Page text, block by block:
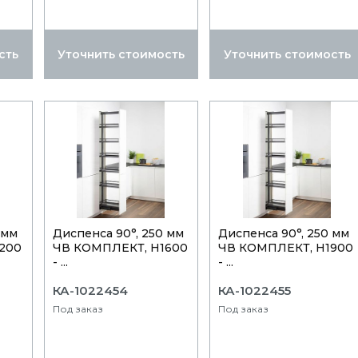
Уточнить стоимость Уточнить стоимость
Диспенса 90°, 250 мм
ЧВ КОМПЛЕКТ, H1600
- ...
КА-1022454
Под заказ
Диспенса 90°, 250 мм
ЧВ КОМПЛЕКТ, H1900
- ...
КА-1022455
Под заказ